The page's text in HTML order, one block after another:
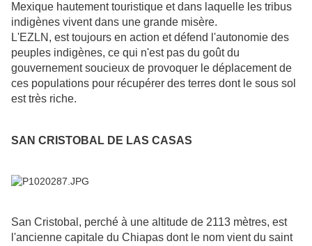
Mexique hautement touristique et dans laquelle les tribus
indigènes vivent dans une grande misère.
L'EZLN, est toujours en action et défend l'autonomie des
peuples indigènes, ce qui n'est pas du goût du
gouvernement soucieux de provoquer le déplacement de
ces populations pour récupérer des terres dont le sous sol
est très riche.
SAN CRISTOBAL DE LAS CASAS
San Cristobal, perché à une altitude de 2113 mètres, est
l'ancienne capitale du Chiapas dont le nom vient du saint